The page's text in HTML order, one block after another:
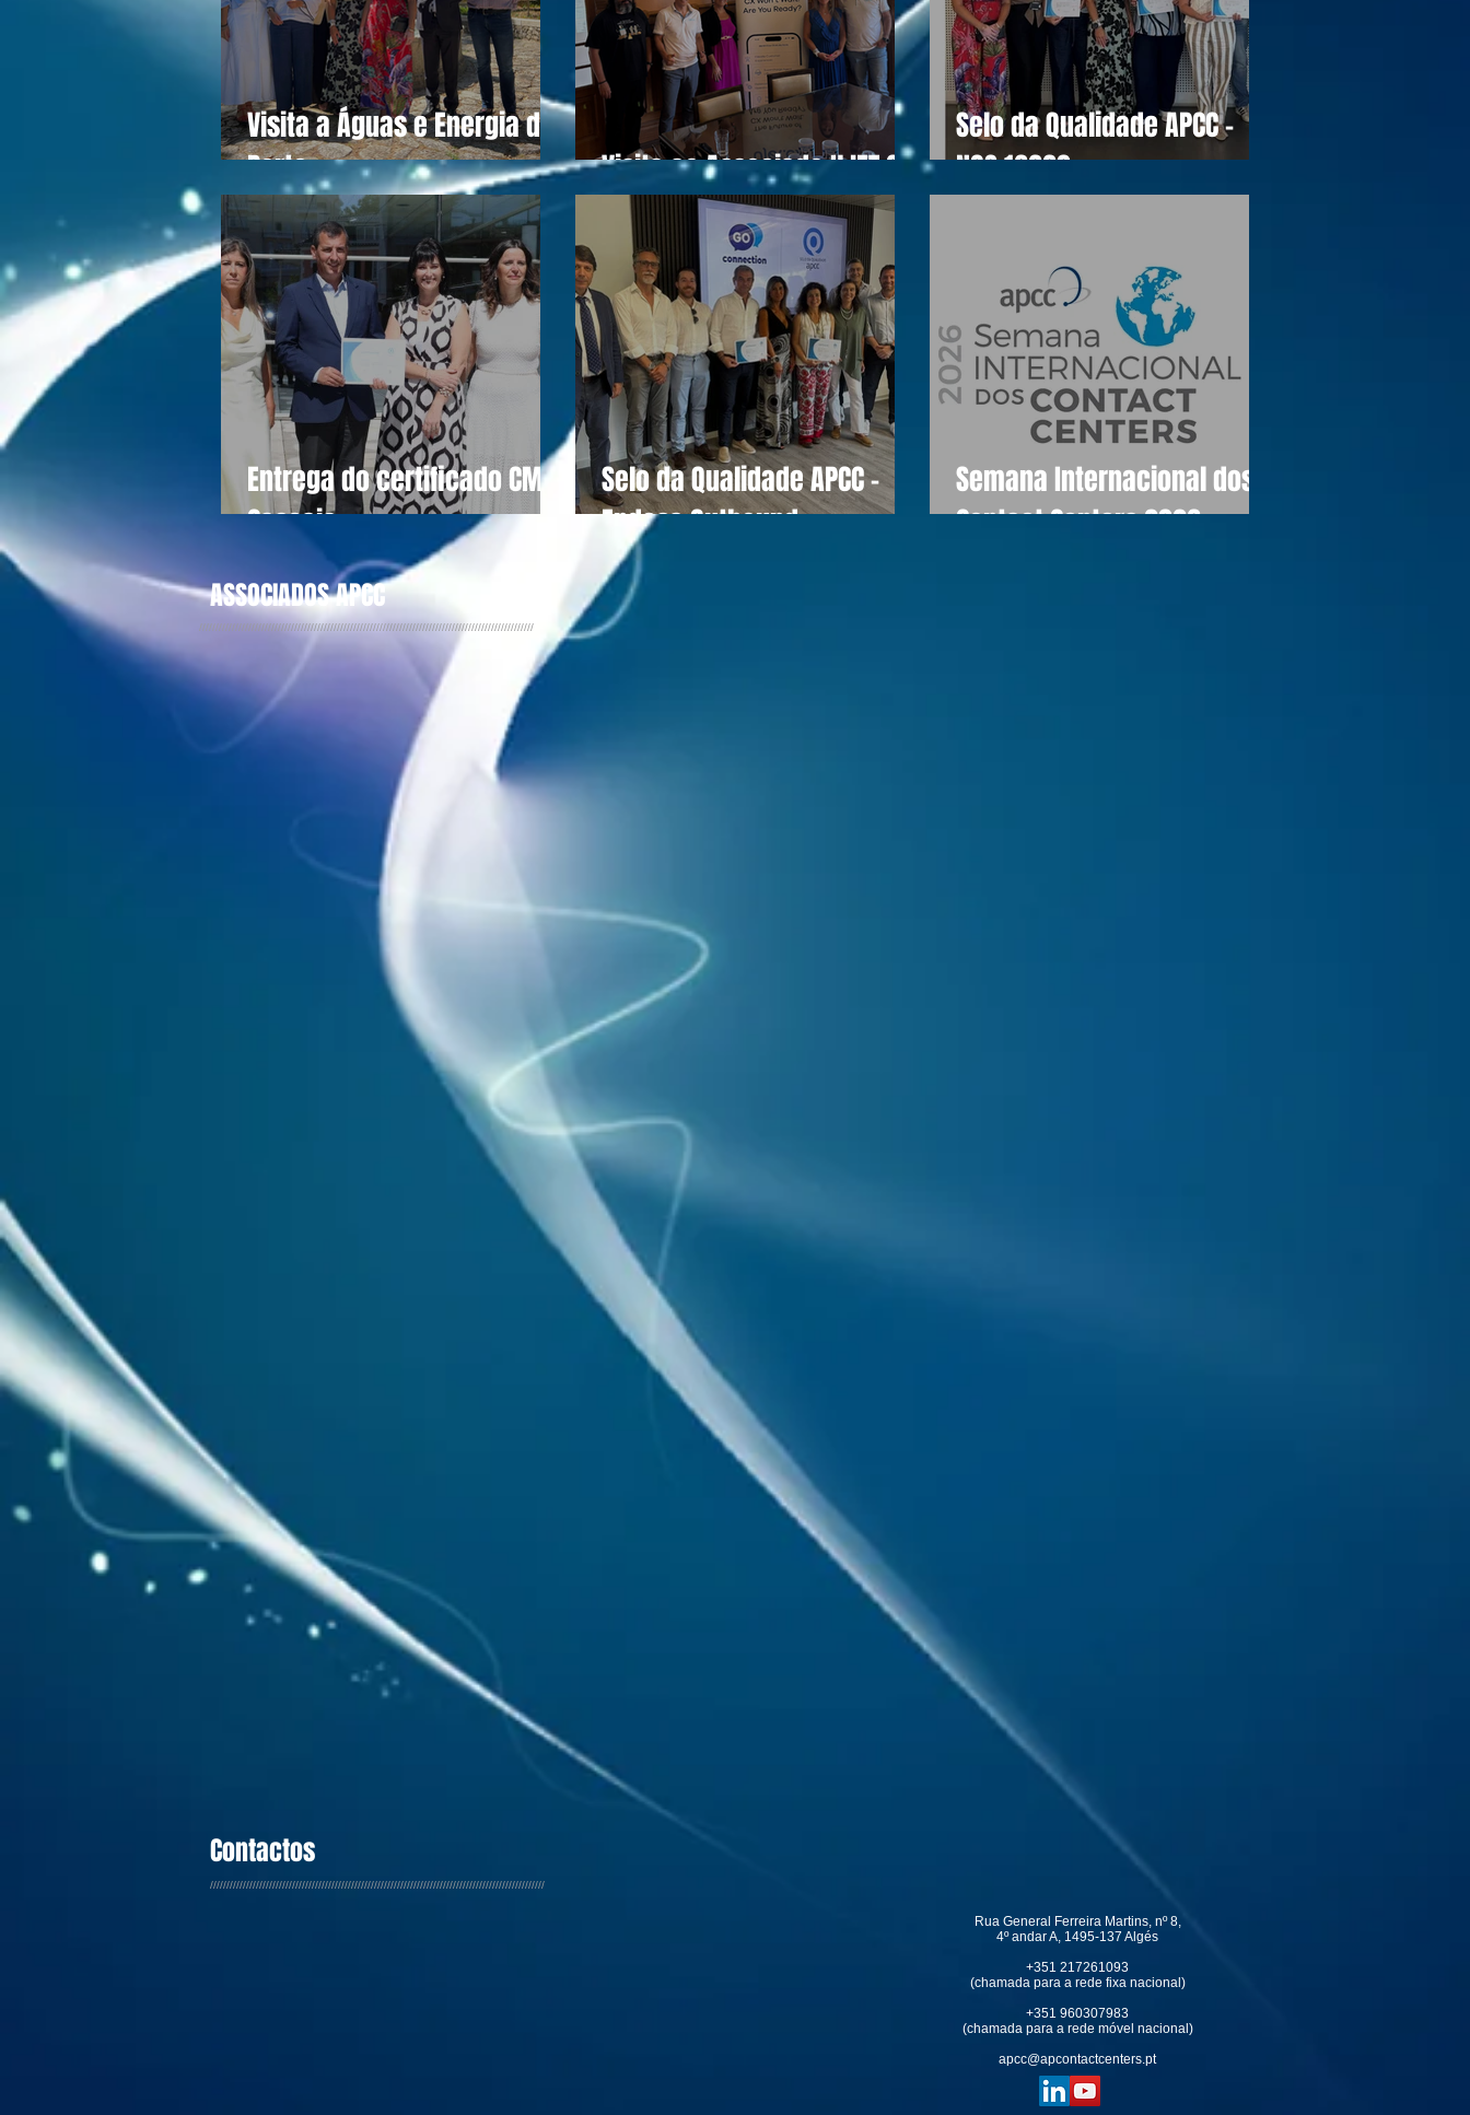
Visita a Águas e Energia do
Porto
Visita ao Associado UJET CX
Selo da Qualidade APCC -
NOS 16990
Entrega do certificado CM
Cascais
Selo da Qualidade APCC -
Endesa Outbound
Semana Internacional dos
Contact Centers 2026
ASSOCIADOS APCC
//////////////////////////////////////////////////////////////////////////////////////////////////////
Contactos
//////////////////////////////////////////////////////////////////////////////////////////////////////
Rua General Ferreira Martins, nº 8,
4º andar A, 1495-137 Algés
+351 217261093
(chamada para a rede fixa nacional)
+351 960307983
(chamada para a rede móvel nacional)
apcc@apcontactcenters.pt